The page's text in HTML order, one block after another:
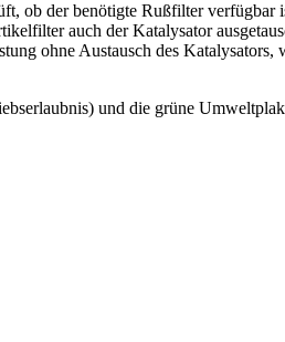
ob der benötigte Rußfilter verfügbar
auch der Katalysator
ohne Austausch des Katalysators,
und die grüne